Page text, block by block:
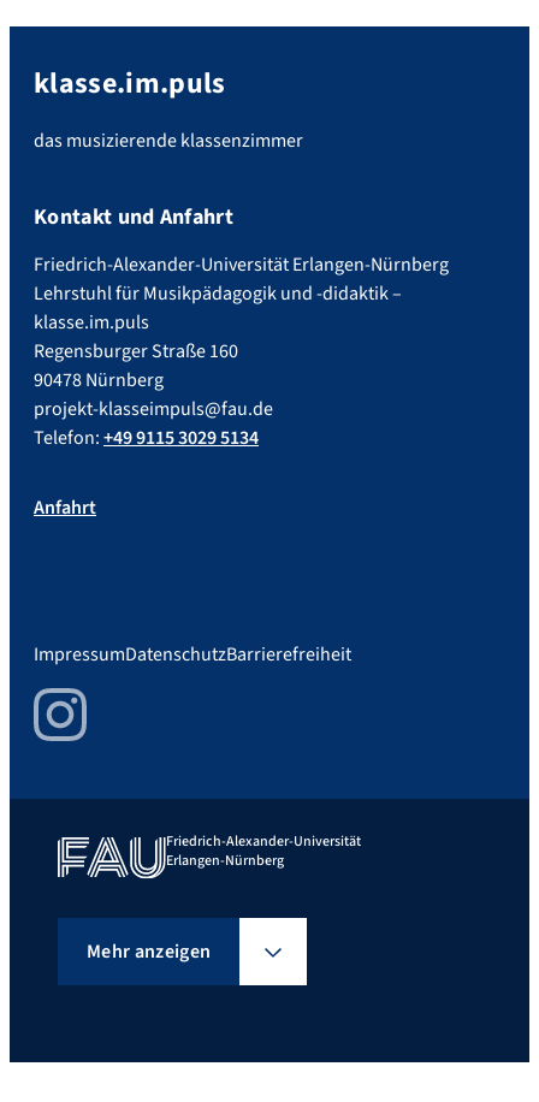
klasse.im.puls
das musizierende klassenzimmer
Kontakt und Anfahrt
Friedrich-Alexander-Universität Erlangen-Nürnberg
Lehrstuhl für Musikpädagogik und -didaktik –
klasse.im.puls
Regensburger Straße 160
90478 Nürnberg
projekt-klasseimpuls@fau.de
Telefon:+49 9115 3029 5134
Anfahrt
ImpressumDatenschutzBarrierefreiheit
Instagram
Friedrich-Alexander-Universität
Erlangen-Nürnberg
Mehr anzeigen